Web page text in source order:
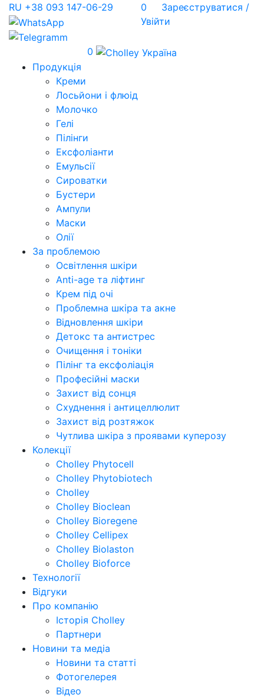
RU +38 093 147-06-29 0
Зареєструватися /
Увійти
0
Продукція
Креми
Лосьйони і флюід
Молочко
Гелі
Пілінги
Ексфоліанти
Емульсії
Сироватки
Бустери
Ампули
Маски
Олії
За проблемою
Освітлення шкіри
Anti-age та ліфтинг
Крем під очі
Проблемна шкіра та акне
Відновлення шкіри
Детокс та антистрес
Очищення і тоніки
Пілінг та ексфоліація
Професійні маски
Захист від сонця
Схуднення і антицеллюлит
Захист від розтяжок
Чутлива шкіра з проявами куперозу
Колекції
Cholley Phytocell
Cholley Phytobiotech
Cholley
Cholley Bioclean
Cholley Bioregene
Cholley Cellipex
Cholley Biolaston
Cholley Bioforce
Технології
Відгуки
Про компанію
Історія Cholley
Партнери
Новини та медіа
Новини та статті
Фотогелерея
Відео